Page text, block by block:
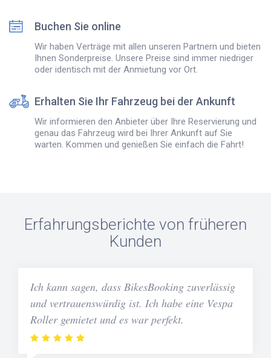
Buchen Sie online
Wir haben Verträge mit allen unseren Partnern und bieten
Ihnen Sonderpreise. Unsere Preise sind immer niedriger
oder identisch mit der Anmietung vor Ort.
Erhalten Sie Ihr Fahrzeug bei der Ankunft
Wir informieren den Anbieter über Ihre Reservierung und
genau das Fahrzeug wird bei Ihrer Ankunft auf Sie
warten. Kommen und genießen Sie einfach die Fahrt!
Erfahrungsberichte von früheren
Kunden
Ich kann sagen, dass BikesBooking zuverlässig
und vertrauenswürdig ist. Ich habe eine Vespa
Roller gemietet und es war perfekt.